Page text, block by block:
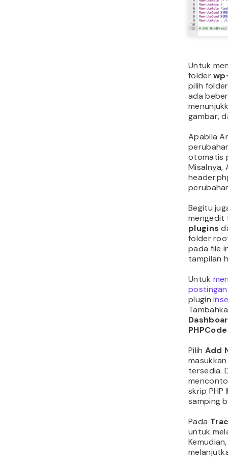
Untuk
folder
pilih
ada
gambar,
Apabila
otomatis
Misalnya,
Begitu
mengedit
plugins
folder
pada file
tampilan
Untuk
plugin
Pilih Add
tersedia.
skrip PHP
samping
Pada
untuk